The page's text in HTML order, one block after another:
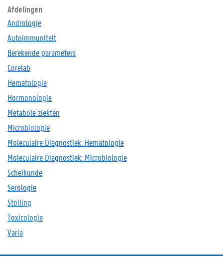
Afdelingen
Andrologie
Autoimmuniteit
Berekende parameters
Corelab
Hematologie
Hormonologie
Metabole ziekten
Microbiologie
Moleculaire Diagnostiek: Hematologie
Moleculaire Diagnostiek: Microbiologie
Scheikunde
Serologie
Stolling
Toxicologie
Varia